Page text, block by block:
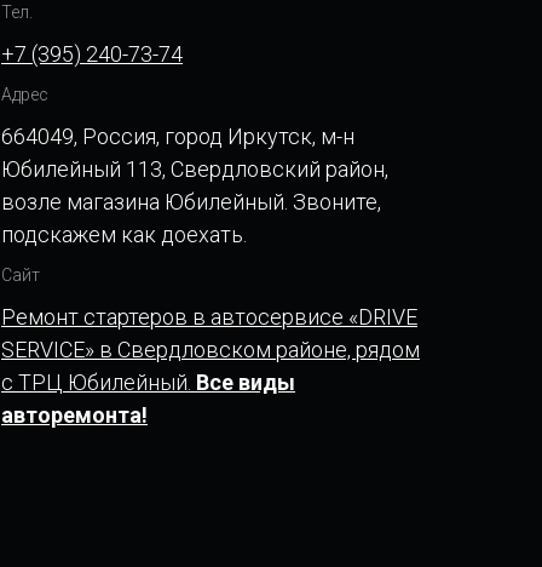
Тел.
+7 (395) 240-73-74
Адрес
664049, Россия, город Иркутск, м-н
Юбилейный 113, Свердловский район,
возле магазина Юбилейный. Звоните,
подскажем как доехать.
Сайт
Ремонт стартеров в автосервисе «DRIVE
SERVICE» в Свердловском районе, рядом
с ТРЦ Юбилейный. Все виды
авторемонта!